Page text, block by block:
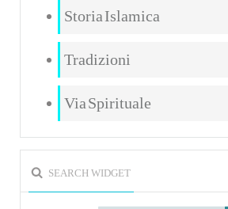
Storia Islamica
Tradizioni
Via Spirituale
SEARCH WIDGET